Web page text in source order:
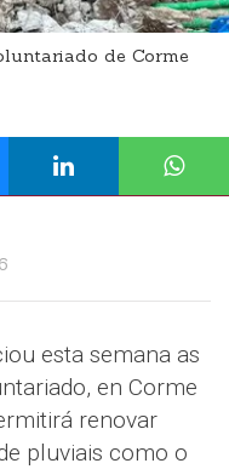
de Corme
esta semana as
en Corme
renovar
pluviais como o